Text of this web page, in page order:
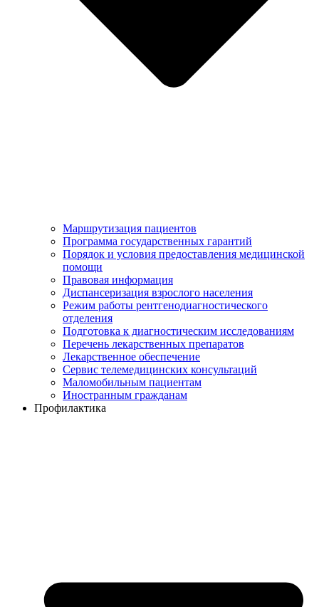
Маршрутизация пациентов
Программа государственных гарантий
Порядок и условия предоставления медицинской
помощи
Правовая информация
Диспансеризация взрослого населения
Режим работы рентгенодиагностического
отделения
Подготовка к диагностическим исследованиям
Перечень лекарственных препаратов
Лекарственное обеспечение
Сервис телемедицинских консультаций
Маломобильным пациентам
Иностранным гражданам
Профилактика